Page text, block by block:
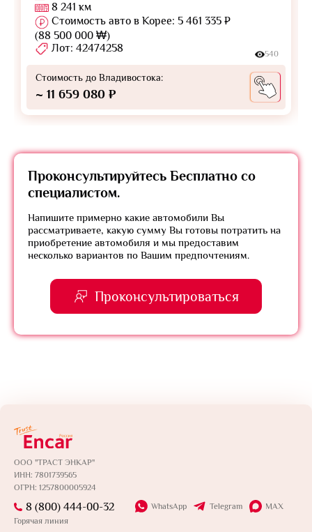
8 241 км
Стоимость авто в Корее: 5 461 335 ₽
(88 500 000 ₩)
Лот: 42474258
540
Стоимость до Владивостока:
~ 11 659 080 ₽
Проконсультируйтесь Бесплатно со
специалистом.
Напишите примерно какие автомобили Вы
рассматриваете, какую сумму Вы готовы потратить на
приобретение автомобиля и мы предоставим
несколько вариантов по Вашим предпочтениям.
Проконсультироваться
ООО "ТРАСТ ЭНКАР"
ИНН: 7801739565
ОГРН: 1257800005924
8 (800) 444-00-32
Горячая линия
WhatsApp Telegram MAX